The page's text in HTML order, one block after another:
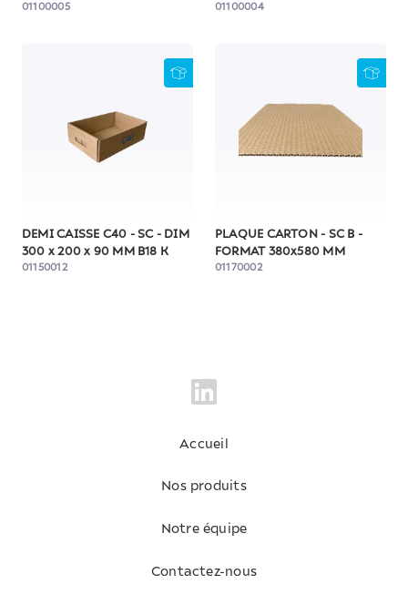
01100005 01100004
DEMI CAISSE C40 - SC - DIM
300 x 200 x 90 MM B18 K
01150012
PLAQUE CARTON - SC B -
FORMAT 380x580 MM
01170002
Accueil
Nos produits
Notre équipe
Contactez-nous